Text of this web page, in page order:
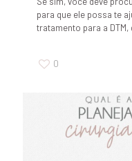
para que ele possa te
tratamento para a
0